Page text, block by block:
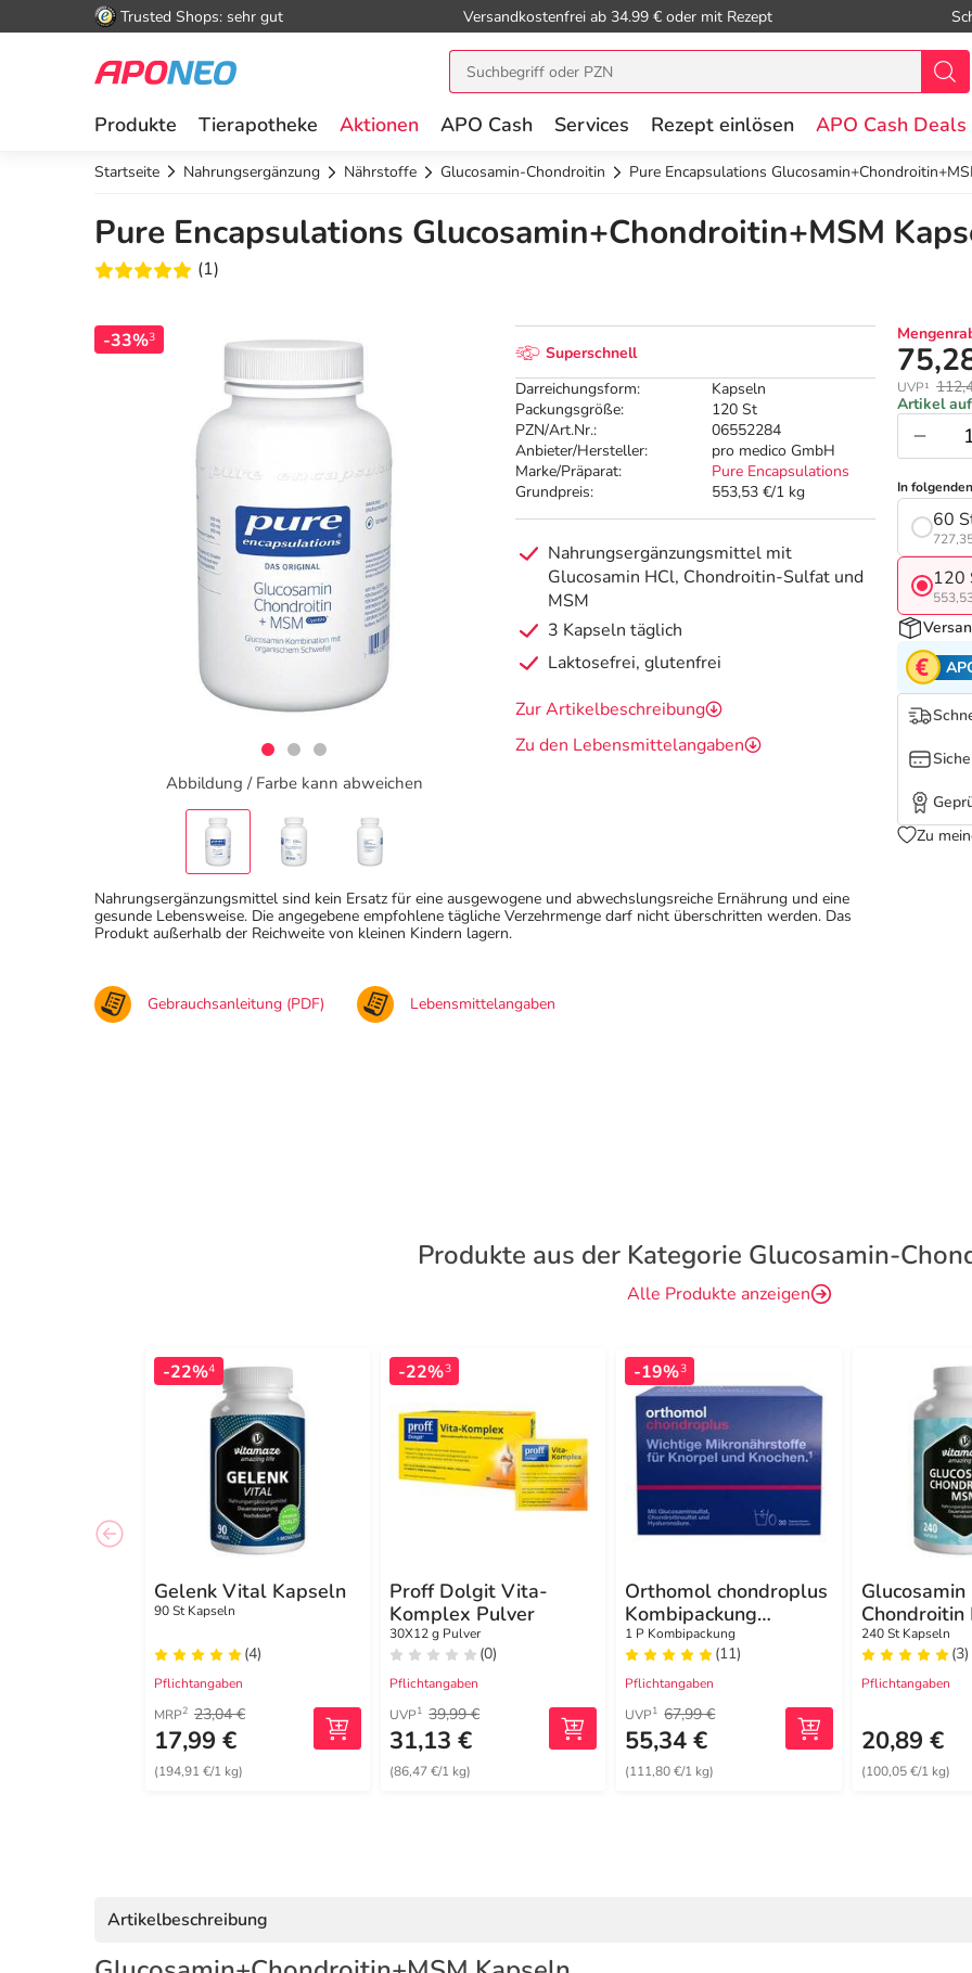
Trusted Shops: sehr gut Versandkostenfrei ab 34.99 € oder mit Rezept
Produkte Tierapotheke Aktionen APO Cash Services Rezept einlösen APO Cash Deals
Startseite Nahrungsergänzung Nährstoffe Glucosamin-Chondroitin Pure Encapsulations
Pure Encapsulations Glucosamin+Chondroitin+MSM
(1)
-33%3
Abbildung / Farbe kann abweichen
Superschnell
Darreichungsform:
Kapseln
Packungsgröße:
120 St
PZN/Art.Nr.:
06552284
Anbieter/Hersteller:
pro medico GmbH
Marke/Präparat:
Pure Encapsulations
Grundpreis:
553,53 €/1 kg
Nahrungsergänzungsmittel mit
Glucosamin HCl, Chondroitin-Sulfat und
MSM
3 Kapseln täglich
Laktosefrei, glutenfrei
Zur Artikelbeschreibung
Zu den Lebensmittelangaben
UVP¹
Artikel
In
60
120
Zu
Nahrungsergänzungsmittel sind kein Ersatz für eine ausgewogene und abwechslungsreiche Ernährung und eine
gesunde Lebensweise. Die angegebene empfohlene tägliche Verzehrmenge darf nicht überschritten werden. Das
Produkt außerhalb der Reichweite von kleinen Kindern lagern.
Gebrauchsanleitung (PDF) Lebensmittelangaben
Produkte aus der Kategorie Glucosamin-
Alle Produkte anzeigen
-22%4
Gelenk Vital Kapseln
90 St Kapseln
(4)
Pflichtangaben
MRP2 23,04 €
17,99 €
(194,91 €/1 kg)
-22%3
Proff Dolgit Vita-
Komplex Pulver
30X12 g Pulver
(0)
Pflichtangaben
UVP1 39,99 €
31,13 €
(86,47 €/1 kg)
-19%3
Orthomol chondroplus
Kombipackung
Granulat / Kapseln
1 P Kombipackung
(11)
Pflichtangaben
UVP1 67,99 €
55,34 €
(111,80 €/1 kg)
Glucosamin
Chondroitin
Vitamin C
240 St Kapseln
(3)
Pflichtangaben
20,89 €
(100,05 €/1 kg)
Artikelbeschreibung